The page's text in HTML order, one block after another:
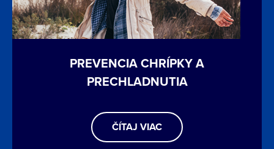
PREVENCIA CHRÍPKY A
PRECHLADNUTIA
ČÍTAJ VIAC